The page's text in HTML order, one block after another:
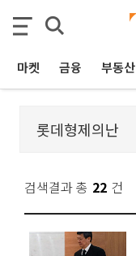
마켓 금융 부동산
검색결과 총 22 건